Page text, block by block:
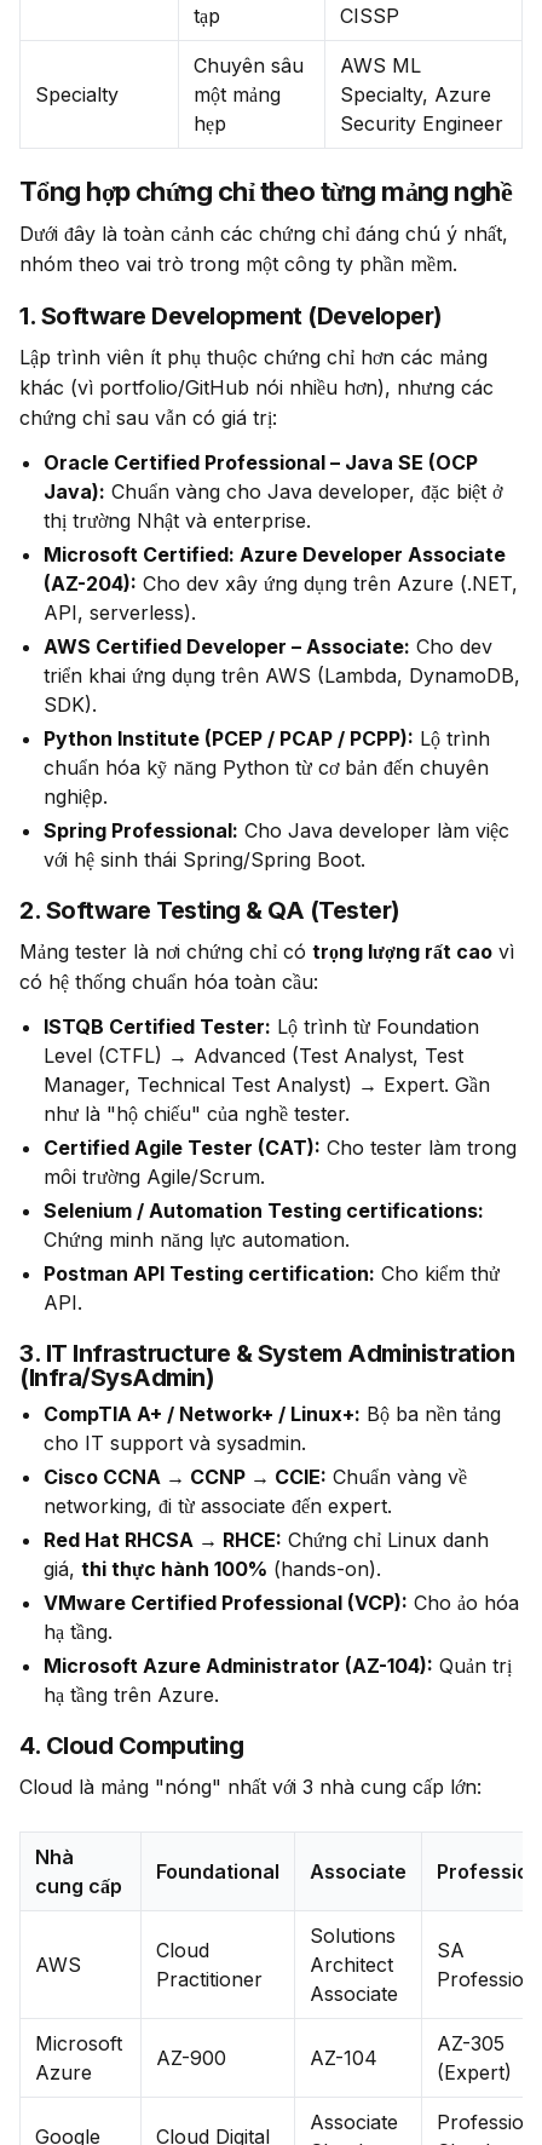
tạp
CISSP
Specialty
Chuyên sâu
một mảng
hẹp
AWS ML
Specialty, Azure
Security Engineer
Tổng hợp chứng chỉ theo từng mảng nghề
Dưới đây là toàn cảnh các chứng chỉ đáng chú ý nhất,
nhóm theo vai trò trong một công ty phần mềm.
1. Software Development (Developer)
Lập trình viên ít phụ thuộc chứng chỉ hơn các mảng
khác (vì portfolio/GitHub nói nhiều hơn), nhưng các
chứng chỉ sau vẫn có giá trị:
Oracle Certified Professional – Java SE (OCP
Java): Chuẩn vàng cho Java developer, đặc biệt ở
thị trường Nhật và enterprise.
Microsoft Certified: Azure Developer Associate
(AZ-204): Cho dev xây ứng dụng trên Azure (.NET,
API, serverless).
AWS Certified Developer – Associate: Cho dev
triển khai ứng dụng trên AWS (Lambda, DynamoDB,
SDK).
Python Institute (PCEP / PCAP / PCPP): Lộ trình
chuẩn hóa kỹ năng Python từ cơ bản đến chuyên
nghiệp.
Spring Professional: Cho Java developer làm việc
với hệ sinh thái Spring/Spring Boot.
2. Software Testing & QA (Tester)
Mảng tester là nơi chứng chỉ có trọng lượng rất cao vì
có hệ thống chuẩn hóa toàn cầu:
ISTQB Certified Tester: Lộ trình từ Foundation
Level (CTFL) → Advanced (Test Analyst, Test
Manager, Technical Test Analyst) → Expert. Gần
như là "hộ chiếu" của nghề tester.
Certified Agile Tester (CAT): Cho tester làm trong
môi trường Agile/Scrum.
Selenium / Automation Testing certifications:
Chứng minh năng lực automation.
Postman API Testing certification: Cho kiểm thử
API.
3. IT Infrastructure & System Administration
(Infra/SysAdmin)
CompTIA A+ / Network+ / Linux+: Bộ ba nền tảng
cho IT support và sysadmin.
Cisco CCNA → CCNP → CCIE: Chuẩn vàng về
networking, đi từ associate đến expert.
Red Hat RHCSA → RHCE: Chứng chỉ Linux danh
giá, thi thực hành 100% (hands-on).
VMware Certified Professional (VCP): Cho ảo hóa
hạ tầng.
Microsoft Azure Administrator (AZ-104): Quản trị
hạ tầng trên Azure.
4. Cloud Computing
Cloud là mảng "nóng" nhất với 3 nhà cung cấp lớn:
Nhà
cung cấp
Foundational Associate
AWS
Cloud
Practitioner
Solutions
Architect
Associate
SA
Microsoft
Azure
AZ-900 AZ-104
AZ-305
(Expert)
Google Cloud Digital
Associate